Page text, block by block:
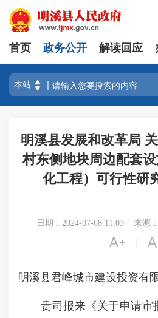
首页 政务公开 解读回应
明溪县发展和改革局
村东侧地块周边配套
化工程）可行性研
日期：2024-07-08 11:03 来源

明溪县君峰城市建设投资有
贵司报来《关于申请审